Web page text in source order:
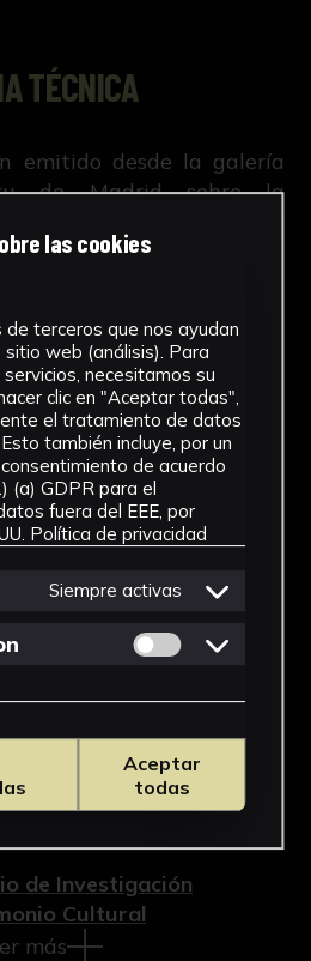
TÉCNICA
emitido desde la galería
de Madrid sobre la
07-0XX-059
Tipología
2012
Técnica
Papel
de Investigación
Cultural
más
las cookies
de terceros que nos ayudan
web (análisis). Para
necesitamos su
clic en "Aceptar todas",
el tratamiento de datos
también incluye, por un
de acuerdo
(a) GDPR para el
fuera del EEE, por
Política de privacidad
Siempre activas
Permitir cookies
Aceptar
todas